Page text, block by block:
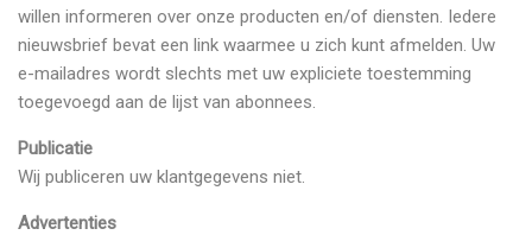
willen informeren over onze producten en/of diensten. Iedere
nieuwsbrief bevat een link waarmee u zich kunt afmelden. Uw
e-mailadres wordt slechts met uw expliciete toestemming
toegevoegd aan de lijst van abonnees.
Publicatie
Wij publiceren uw klantgegevens niet.
Advertenties